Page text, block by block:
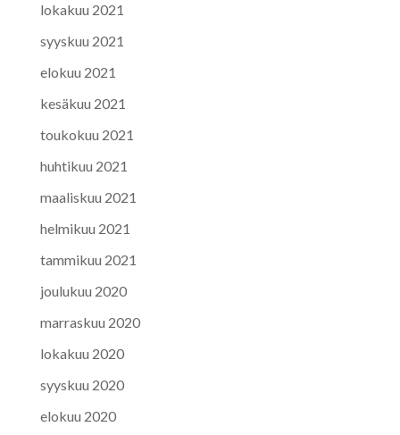
lokakuu 2021
syyskuu 2021
elokuu 2021
kesäkuu 2021
toukokuu 2021
huhtikuu 2021
maaliskuu 2021
helmikuu 2021
tammikuu 2021
joulukuu 2020
marraskuu 2020
lokakuu 2020
syyskuu 2020
elokuu 2020